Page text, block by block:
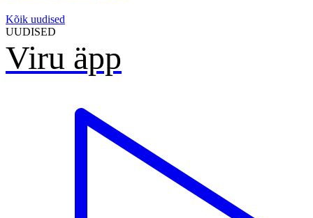
Kõik uudised
UUDISED
Viru äpp